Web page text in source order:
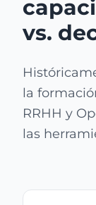
vs.
la
RRHH y
las